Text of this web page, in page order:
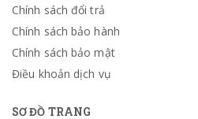
Chính sách đổi trả
Chính sách bảo hành
Chính sách bảo mật
Điều khoản dịch vụ
SƠ ĐỒ TRANG